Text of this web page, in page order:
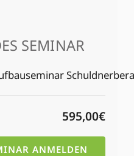
SEMINAR
595,00€